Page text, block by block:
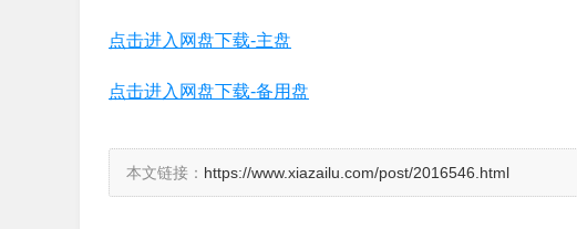
点击进入网盘下载-主盘
点击进入网盘下载-备用盘
本文链接： https://www.xiazailu.com/post/2016546.html